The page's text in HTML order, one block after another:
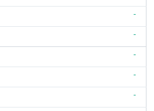
-
-
-
-
-